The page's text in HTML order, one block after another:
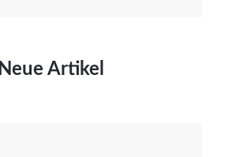
Neue Artikel